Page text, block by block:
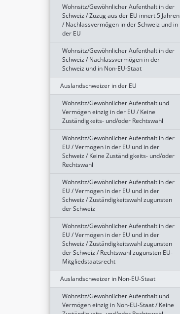
Wohnsitz/Gewöhnlicher Aufenthalt in der
Schweiz / Zuzug aus der EU innert 5 Jahren
/ Nachlassvermögen in der Schweiz und in
der EU
Wohnsitz/Gewöhnlicher Aufenthalt in der
Schweiz / Nachlassvermögen in der
Schweiz und in Non-EU-Staat
Auslandschweizer in der EU
Wohnsitz/Gewöhnlicher Aufenthalt und
Vermögen einzig in der EU / Keine
Zuständigkeits- und/oder Rechtswahl
Wohnsitz/Gewöhnlicher Aufenthalt in der
EU / Vermögen in der EU und in der
Schweiz / Keine Zuständigkeits- und/oder
Rechtswahl
Wohnsitz/Gewöhnlicher Aufenthalt in der
EU / Vermögen in der EU und in der
Schweiz / Zuständigkeitswahl zugunsten
der Schweiz
Wohnsitz/Gewöhnlicher Aufenthalt in der
EU / Vermögen in der EU und in der
Schweiz / Zuständigkeitswahl zugunsten
der Schweiz / Rechtswahl zugunsten EU-
Mitgliedstaatsrecht
Auslandschweizer in Non-EU-Staat
Wohnsitz/Gewöhnlicher Aufenthalt und
Vermögen einzig in Non-EU-Staat / Keine